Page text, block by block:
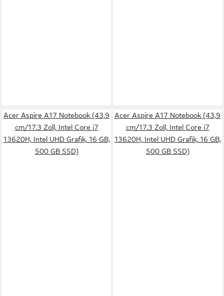
Acer Aspire A17 Notebook (43,9
cm/17.3 Zoll, Intel Core i7
13620H, Intel UHD Grafik, 16 GB,
500 GB SSD)
Acer Aspire A17 Notebook (43,9
cm/17.3 Zoll, Intel Core i7
13620H, Intel UHD Grafik, 16 GB,
500 GB SSD)